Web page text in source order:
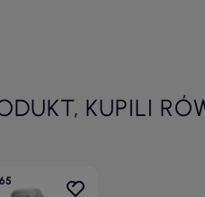
KUPILI